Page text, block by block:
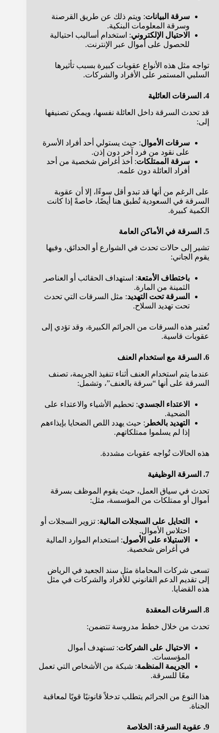
سرقة البيانات: ويتم ذلك عن طريق القرصنة
وسرقة المعلومات البنكية.
الاحتيال الإلكتروني: استخدام أساليب احتيالية
للحصول على أموال عبر الإنترنت.
تواجه مثل هذه الأنواع عقوبات كبيرة بسبب تأثيرها
السلبي المستمر على الأفراد والشركات.
4. السرقات العائلية
قد تحدث السرقة داخل العائلة نفسها، ويمكن تصنيفها
إلى:
سرقات الأموال: حيث يستولي أحد أفراد الأسرة
على نقود من فرد آخر دون إذن.
سرقة الممتلكات: أخذ أغراض شخصية من أحد
أفراد العائلة دون علمه.
على الرغم من أنها قد تبدو أقل سوءًا، إلا أن عقوبة
السرقة في السعودية تُطبق هنا أيضًا، خاصةً إذا كانت
الكمية كبيرة.
5. السرقة في الأماكن العامة
تشير إلى حالات تحدث في الشوارع أو الحدائق، وفيها
يقوم الجاني:
باختطاف الأمتعة: استهداف الحقائب أو العناصر
الثمينة من المارة.
السرقة تحت التهديد: مثل السرقات التي تحدث
تحت تهديد السلاح.
تُعتبر هذه السرقات من الجرائم الكبيرة، وقد تؤدي إلى
عقوبات قاسية.
6. السرقة مع استخدام العنف
عندما يتم استخدام العنف أثناء تنفيذ الجريمة، تصنف
السرقة على أنها “سرقة بالعنف”، وتشمل:
الاعتداء الجسدي: تحطيم الأشياء والاعتداء على
الضحية.
التهديد بالخطر : حيث يهدد اللص الضحايا بإيذاءهم
إذا لم يسلموا ممتلكاتهم.
هذه الحالات تُواجه عقوبات مشددة.
7. السرقة الوظيفية
تحدث في سياق العمل، حيث يقوم الموظف بسرقة
أموال أو ممتلكات من المؤسسة، مثل:
التحايل على السجلات المالية: تزوير السجلات أو
اختلاس الأموال.
الاستيلاء على الأصول: استخدام الموارد المالية
في أغراض شخصية.
تسعى شركات المحاماة مثل سند الجعيد في الرياض
إلى تقديم الدعم القانوني للأفراد والشركات في مثل
هذه القضايا.
8. السرقات المعقدة
تحدث من خلال خطط مدروسة تتضمن:
الاحتيال على الشركات: تستهدف أموال
المؤسسات.
الجريمة المنظمة: شبكة من الأشخاص التي تعمل
معًا للسرقة.
هذا النوع من الجرائم يتطلب تدخلاً قانونيًا قويًا لمعاقبة
الجناة.
9. عقوبة السرقة: الخلاصة